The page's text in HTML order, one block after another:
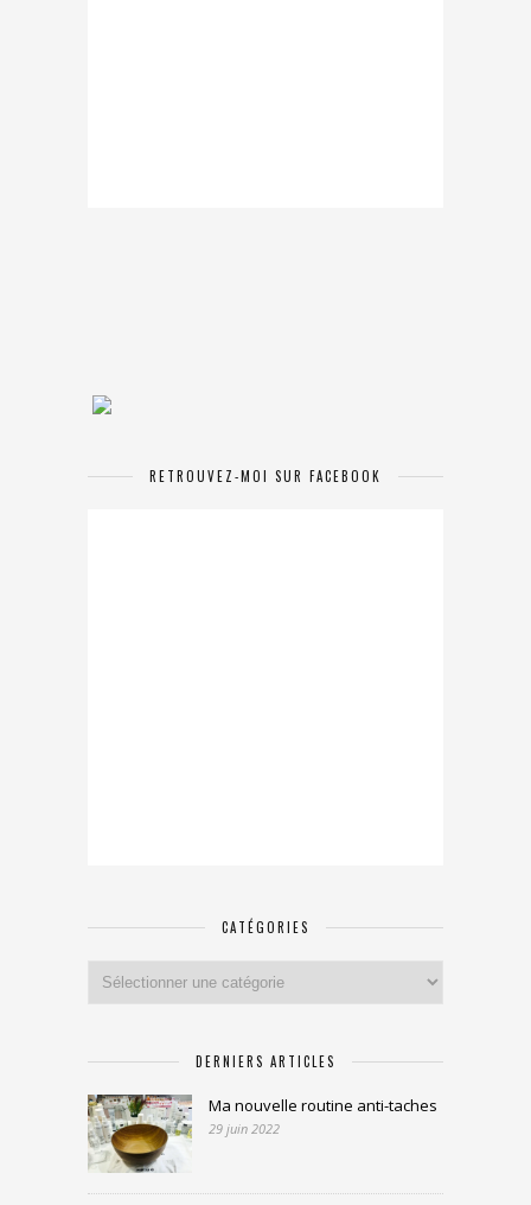
RETROUVEZ-MOI SUR FACEBOOK
CATÉGORIES
DERNIERS ARTICLES
Ma nouvelle routine anti-taches
29 juin 2022